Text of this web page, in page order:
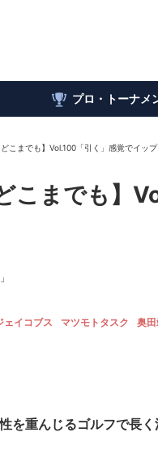
プロ・トーナメ
どこまでも】Vol.100「引く」感覚でイッ
こまでも】
ェイコブス マツモトタスク 奥
を重んじるゴルフで長